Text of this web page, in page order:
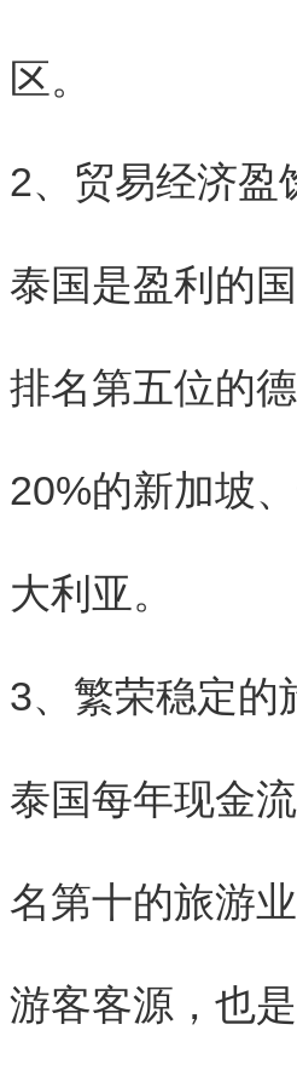
区。
2、贸易经济盈
泰国是盈利的
排名第五位的
20%的新加坡
大利亚。
3、繁荣稳定的
泰国每年现金
名第十的旅游
游客客源，也